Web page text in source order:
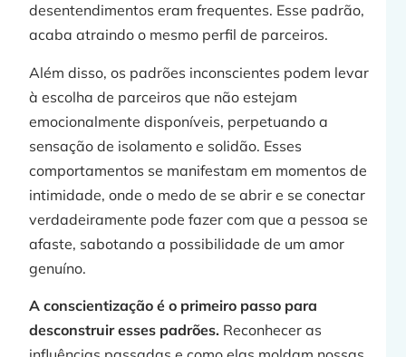
desentendimentos eram frequentes. Esse padrão,
acaba atraindo o mesmo perfil de parceiros.
Além disso, os padrões inconscientes podem levar
à escolha de parceiros que não estejam
emocionalmente disponíveis, perpetuando a
sensação de isolamento e solidão. Esses
comportamentos se manifestam em momentos de
intimidade, onde o medo de se abrir e se conectar
verdadeiramente pode fazer com que a pessoa se
afaste, sabotando a possibilidade de um amor
genuíno.
A conscientização é o primeiro passo para
desconstruir esses padrões. Reconhecer as